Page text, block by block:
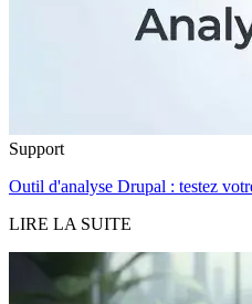
Support
Outil d'analyse Drupal : testez
LIRE LA SUITE